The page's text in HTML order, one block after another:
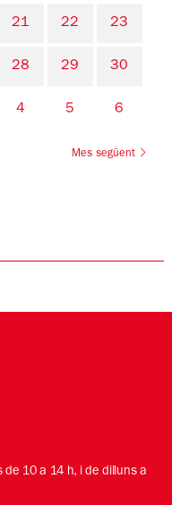
21 22 23
28 29 30
4 5 6
Mes següent
de 10 a 14 h, i de dilluns a